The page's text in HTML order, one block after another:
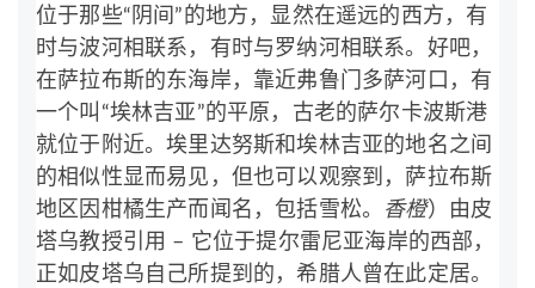
位于那些“阴间”的地方，显然在遥远的西方，有
时与波河相联系，有时与罗纳河相联系。好吧，
在萨拉布斯的东海岸，靠近弗鲁门多萨河口，有
一个叫“埃林吉亚”的平原，古老的萨尔卡波斯港
就位于附近。埃里达努斯和埃林吉亚的地名之间
的相似性显而易见，但也可以观察到，萨拉布斯
地区因柑橘生产而闻名，包括雪松。 香橙）由皮
塔乌教授引用 – 它位于提尔雷尼亚海岸的西部，
正如皮塔乌自己所提到的，希腊人曾在此定居。